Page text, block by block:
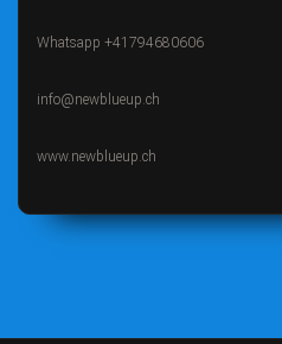
Whatsapp +41794680606
info@newblueup.ch
www.newblueup.ch